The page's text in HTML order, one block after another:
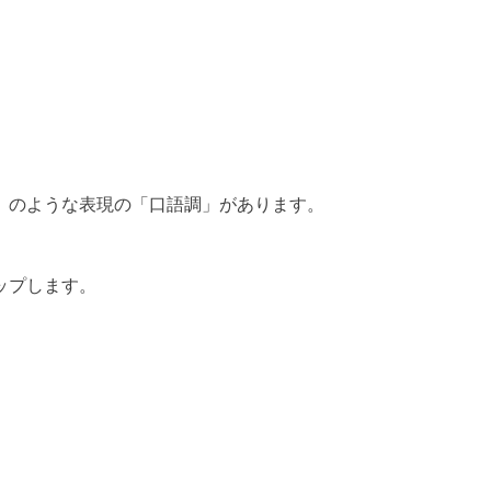
ような表現の「口語調」があります。
します。